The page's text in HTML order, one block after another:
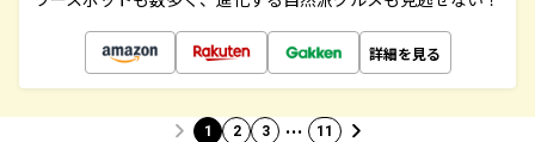
詳細を見る
1 2 3 … 11